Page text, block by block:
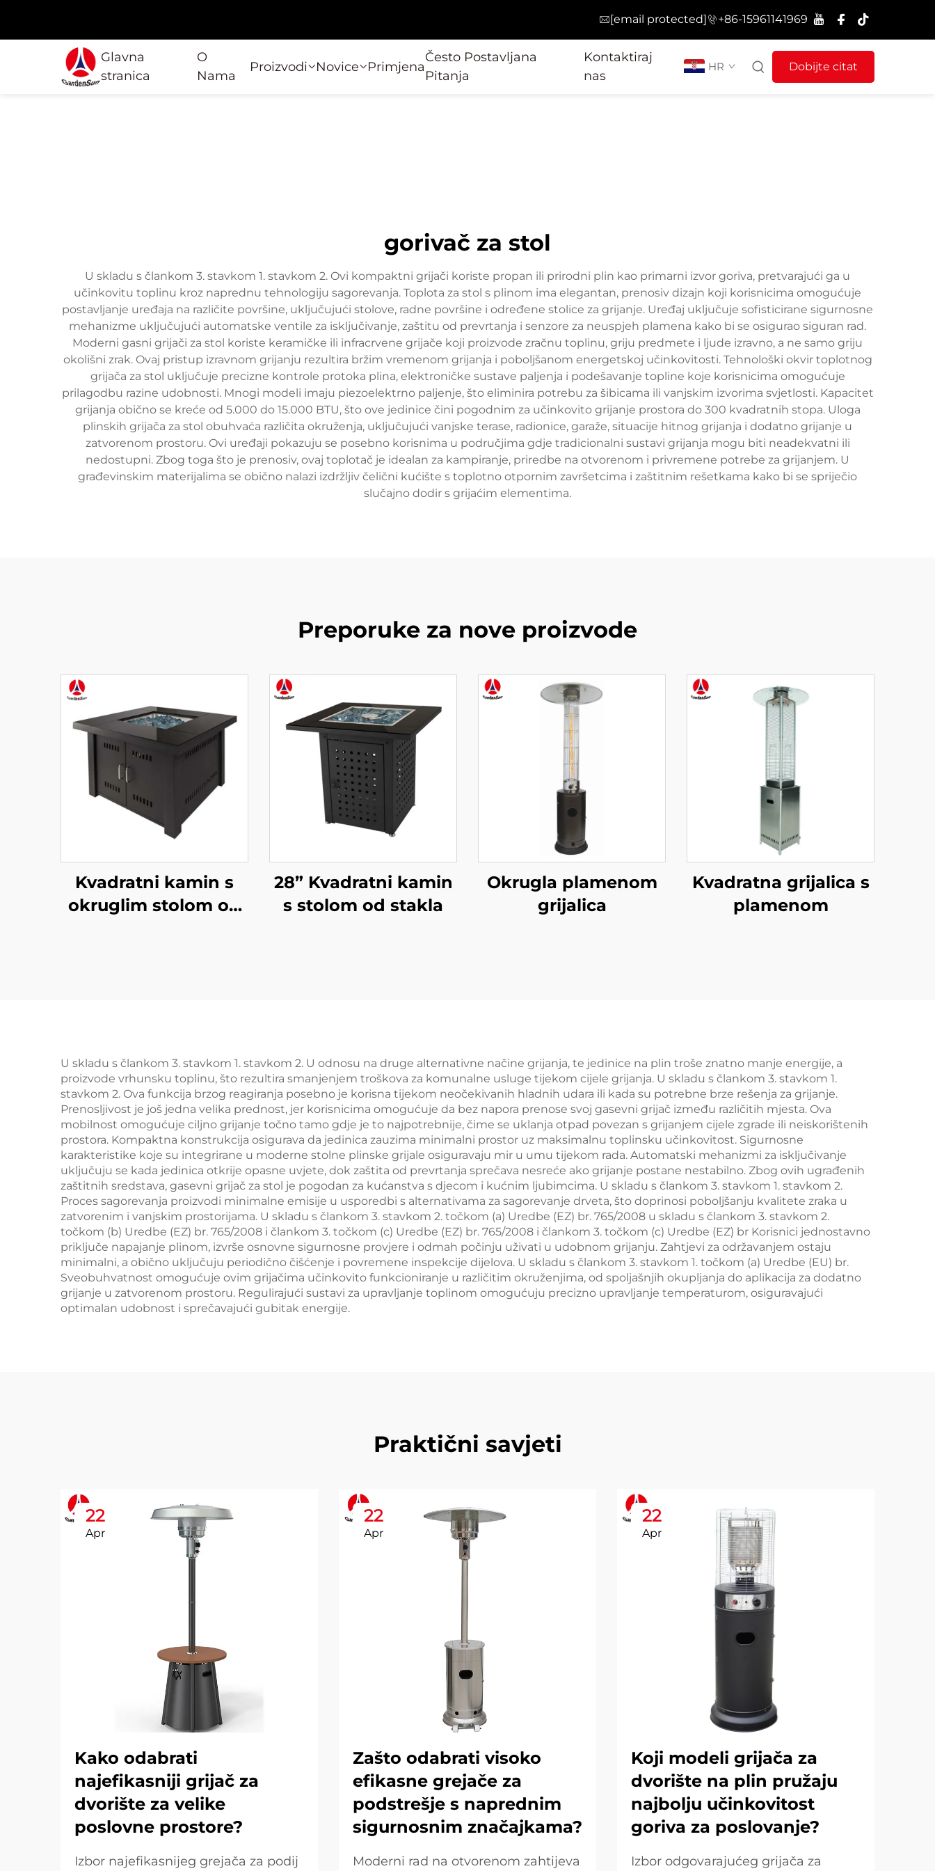
[email protected] +86-15961141969
Glavna
stranica
O
Nama
Proizvodi Novice Primjena
Često Postavljana
Pitanja
Kontaktiraj
nas
HR Dobijte citat
gorivač za stol
U skladu s člankom 3. stavkom 1. stavkom 2. Ovi kompaktni grijači koriste propan ili prirodni plin kao primarni izvor goriva, pretvarajući ga u
učinkovitu toplinu kroz naprednu tehnologiju sagorevanja. Toplota za stol s plinom ima elegantan, prenosiv dizajn koji korisnicima omogućuje
postavljanje uređaja na različite površine, uključujući stolove, radne površine i određene stolice za grijanje. Uređaj uključuje sofisticirane sigurnosne
mehanizme uključujući automatske ventile za isključivanje, zaštitu od prevrtanja i senzore za neuspjeh plamena kako bi se osigurao siguran rad.
Moderni gasni grijači za stol koriste keramičke ili infracrvene grijače koji proizvode zračnu toplinu, griju predmete i ljude izravno, a ne samo griju
okolišni zrak. Ovaj pristup izravnom grijanju rezultira bržim vremenom grijanja i poboljšanom energetskoj učinkovitosti. Tehnološki okvir toplotnog
grijača za stol uključuje precizne kontrole protoka plina, elektroničke sustave paljenja i podešavanje topline koje korisnicima omogućuje
prilagodbu razine udobnosti. Mnogi modeli imaju piezoelektrno paljenje, što eliminira potrebu za šibicama ili vanjskim izvorima svjetlosti. Kapacitet
grijanja obično se kreće od 5.000 do 15.000 BTU, što ove jedinice čini pogodnim za učinkovito grijanje prostora do 300 kvadratnih stopa. Uloga
plinskih grijača za stol obuhvaća različita okruženja, uključujući vanjske terase, radionice, garaže, situacije hitnog grijanja i dodatno grijanje u
zatvorenom prostoru. Ovi uređaji pokazuju se posebno korisnima u područjima gdje tradicionalni sustavi grijanja mogu biti neadekvatni ili
nedostupni. Zbog toga što je prenosiv, ovaj toplotač je idealan za kampiranje, priredbe na otvorenom i privremene potrebe za grijanjem. U
građevinskim materijalima se obično nalazi izdržljiv čelični kućište s toplotno otpornim završetcima i zaštitnim rešetkama kako bi se spriječio
slučajno dodir s grijaćim elementima.
Preporuke za nove proizvode
Kvadratni kamin s
okruglim stolom od
28” Kvadratni kamin
s stolom od stakla
Okrugla plamenom
grijalica
Kvadratna grijalica s
plamenom
U skladu s člankom 3. stavkom 1. stavkom 2. U odnosu na druge alternativne načine grijanja, te jedinice na plin troše znatno manje energije, a
proizvode vrhunsku toplinu, što rezultira smanjenjem troškova za komunalne usluge tijekom cijele grijanja. U skladu s člankom 3. stavkom 1.
stavkom 2. Ova funkcija brzog reagiranja posebno je korisna tijekom neočekivanih hladnih udara ili kada su potrebne brze rešenja za grijanje.
Prenosljivost je još jedna velika prednost, jer korisnicima omogućuje da bez napora prenose svoj gasevni grijač između različitih mjesta. Ova
mobilnost omogućuje ciljno grijanje točno tamo gdje je to najpotrebnije, čime se uklanja otpad povezan s grijanjem cijele zgrade ili neiskorištenih
prostora. Kompaktna konstrukcija osigurava da jedinica zauzima minimalni prostor uz maksimalnu toplinsku učinkovitost. Sigurnosne
karakteristike koje su integrirane u moderne stolne plinske grijale osiguravaju mir u umu tijekom rada. Automatski mehanizmi za isključivanje
uključuju se kada jedinica otkrije opasne uvjete, dok zaštita od prevrtanja sprečava nesreće ako grijanje postane nestabilno. Zbog ovih ugrađenih
zaštitnih sredstava, gasevni grijač za stol je pogodan za kućanstva s djecom i kućnim ljubimcima. U skladu s člankom 3. stavkom 1. stavkom 2.
Proces sagorevanja proizvodi minimalne emisije u usporedbi s alternativama za sagorevanje drveta, što doprinosi poboljšanju kvalitete zraka u
zatvorenim i vanjskim prostorijama. U skladu s člankom 3. stavkom 2. točkom (a) Uredbe (EZ) br. 765/2008 u skladu s člankom 3. stavkom 2.
točkom (b) Uredbe (EZ) br. 765/2008 i člankom 3. točkom (c) Uredbe (EZ) br. 765/2008 i člankom 3. točkom (c) Uredbe (EZ) br Korisnici jednostavno
priključe napajanje plinom, izvrše osnovne sigurnosne provjere i odmah počinju uživati u udobnom grijanju. Zahtjevi za održavanjem ostaju
minimalni, a obično uključuju periodično čišćenje i povremene inspekcije dijelova. U skladu s člankom 3. stavkom 1. točkom (a) Uredbe (EU) br.
Sveobuhvatnost omogućuje ovim grijačima učinkovito funkcioniranje u različitim okruženjima, od spoljašnjih okupljanja do aplikacija za dodatno
grijanje u zatvorenom prostoru. Regulirajući sustavi za upravljanje toplinom omogućuju precizno upravljanje temperaturom, osiguravajući
optimalan udobnost i sprečavajući gubitak energije.
Praktični savjeti
22
Apr
Kako odabrati
najefikasniji grijač za
dvorište za velike
poslovne prostore?
Izbor najefikasnijeg grejača za podij
22
Apr
Zašto odabrati visoko
efikasne grejače za
podstrešje s naprednim
sigurnosnim značajkama?
Moderni rad na otvorenom zahtijeva
22
Apr
Koji modeli grijača za
dvorište na plin pružaju
najbolju učinkovitost
goriva za poslovanje?
Izbor odgovarajućeg grijača za